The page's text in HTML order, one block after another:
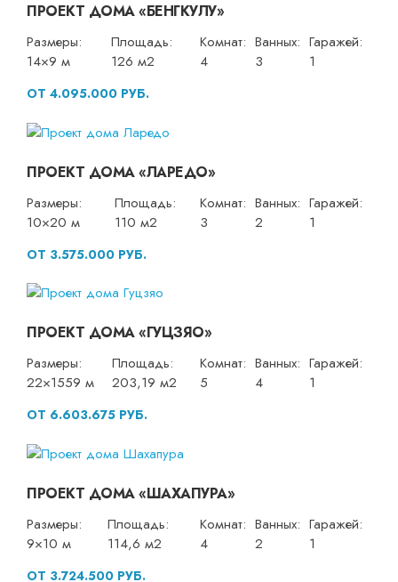
ПРОЕКТ ДОМА «БЕНГКУЛУ»
Размеры:
14×9 м
Площадь:
126 м2
Комнат:
4
Ванных:
3
Гаражей:
1
ОТ 4.095.000 РУБ.
ПРОЕКТ ДОМА «ЛАРЕДО»
Размеры:
10×20 м
Площадь:
110 м2
Комнат:
3
Ванных:
2
Гаражей:
1
ОТ 3.575.000 РУБ.
ПРОЕКТ ДОМА «ГУЦЗЯО»
Размеры:
22×1559 м
Площадь:
203,19 м2
Комнат:
5
Ванных:
4
Гаражей:
1
ОТ 6.603.675 РУБ.
ПРОЕКТ ДОМА «ШАХАПУРА»
Размеры:
9×10 м
Площадь:
114,6 м2
Комнат:
4
Ванных:
2
Гаражей:
1
ОТ 3.724.500 РУБ.